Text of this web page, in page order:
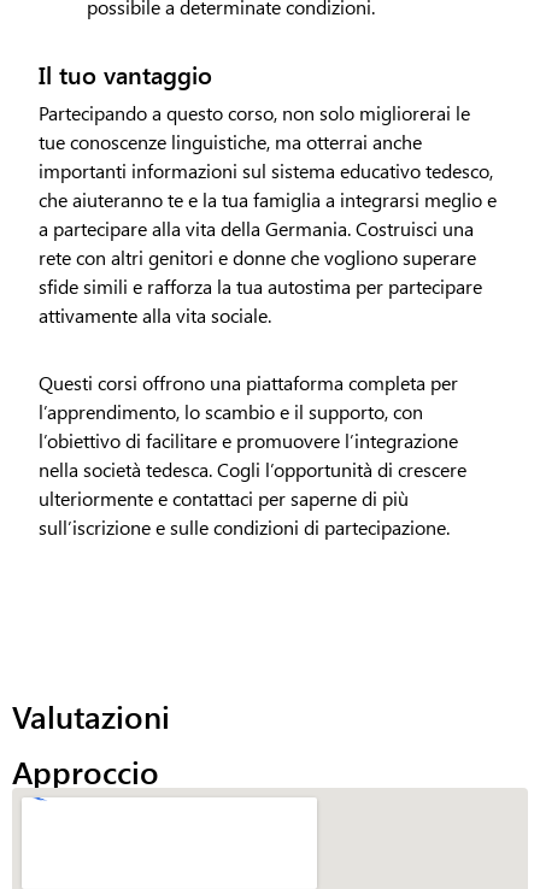
possibile a determinate condizioni.
Il tuo vantaggio
Partecipando a questo corso, non solo migliorerai le
tue conoscenze linguistiche, ma otterrai anche
importanti informazioni sul sistema educativo tedesco,
che aiuteranno te e la tua famiglia a integrarsi meglio e
a partecipare alla vita della Germania. Costruisci una
rete con altri genitori e donne che vogliono superare
sfide simili e rafforza la tua autostima per partecipare
attivamente alla vita sociale.
Questi corsi offrono una piattaforma completa per
l’apprendimento, lo scambio e il supporto, con
l’obiettivo di facilitare e promuovere l’integrazione
nella società tedesca. Cogli l’opportunità di crescere
ulteriormente e contattaci per saperne di più
sull’iscrizione e sulle condizioni di partecipazione.
Valutazioni
Approccio